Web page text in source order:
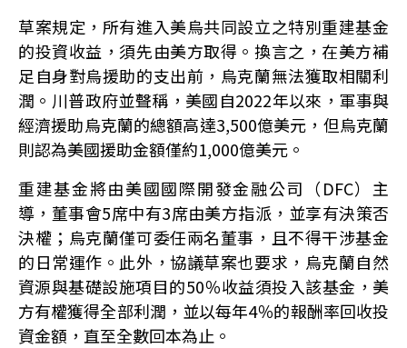
草案規定，所有進入美烏共同設立之特別重建基金
的投資收益，須先由美方取得。換言之，在美方補
足自身對烏援助的支出前，烏克蘭無法獲取相關利
潤。川普政府並聲稱，美國自2022年以來，軍事與
經濟援助烏克蘭的總額高達3,500億美元，但烏克蘭
則認為美國援助金額僅約1,000億美元。
重建基金將由美國國際開發金融公司（DFC）主
導，董事會5席中有3席由美方指派，並享有決策否
決權；烏克蘭僅可委任兩名董事，且不得干涉基金
的日常運作。此外，協議草案也要求，烏克蘭自然
資源與基礎設施項目的50％收益須投入該基金，美
方有權獲得全部利潤，並以每年4％的報酬率回收投
資金額，直至全數回本為止。